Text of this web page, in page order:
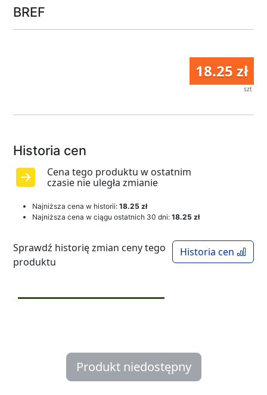
BREF
18.25 zł
szt
Historia cen
Cena tego produktu w ostatnim
czasie nie uległa zmianie
Najniższa cena w historii: 18.25 zł
Najniższa cena w ciągu ostatnich 30 dni: 18.25 zł
Historia cen
Sprawdź historię zmian ceny tego
produktu
Produkt niedostępny